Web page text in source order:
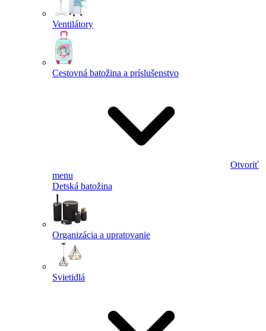
Ventilátory
Cestovná batožina a príslušenstvo
Otvoriť
menu
Detská batožina
Organizácia a upratovanie
Svietidlá